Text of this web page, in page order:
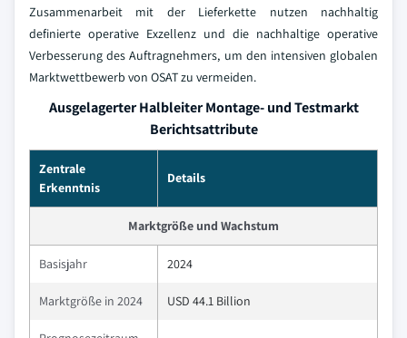
Zusammenarbeit mit der Lieferkette nutzen nachhaltig
definierte operative Exzellenz und die nachhaltige operative
Verbesserung des Auftragnehmers, um den intensiven globalen
Marktwettbewerb von OSAT zu vermeiden.
Ausgelagerter Halbleiter Montage- und Testmarkt
Berichtsattribute
Zentrale
Erkenntnis
Details
Marktgröße und Wachstum
Basisjahr 2024
Marktgröße in 2024 USD 44.1 Billion